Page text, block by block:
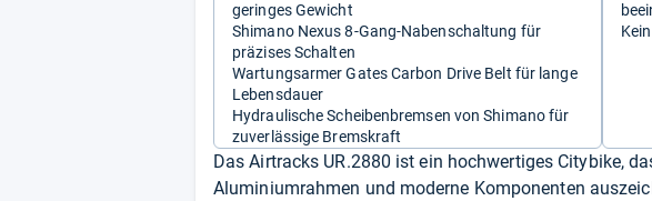
geringes Gewicht
Shimano Nexus 8-Gang-Nabenschaltung für
präzises Schalten
Wartungsarmer Gates Carbon Drive Belt für lange
Lebensdauer
Hydraulische Scheibenbremsen von Shimano für
zuverlässige Bremskraft
Das Airtracks UR.2880 ist ein hochwertiges Citybike,
Aluminiumrahmen und moderne Komponenten